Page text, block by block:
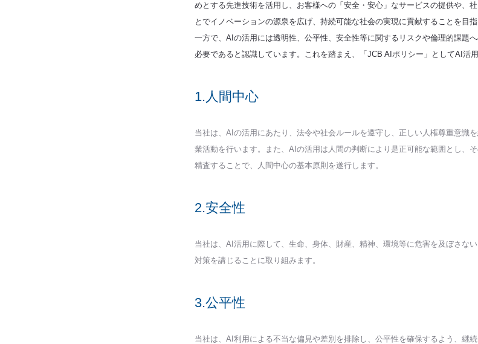
めとする先進技術を活用し、お客様への「安全・安心」なサービスの提供や、
とでイノベーションの源泉を広げ、持続可能な社会の実現に貢献することを目指
一方で、AIの活用には透明性、公平性、安全性等に関するリスクや倫理的課題
必要であると認識しています。これを踏まえ、「JCB AIポリシー」としてAI活
1.人間中心
当社は、AIの活用にあたり、法令や社会ルールを遵守し、正しい人権尊重意識
業活動を行います。また、AIの活用は人間の判断により是正可能な範囲とし、
精査することで、人間中心の基本原則を遂行します。
2.安全性
当社は、AI活用に際して、生命、身体、財産、精神、環境等に危害を及ぼさな
対策を講じることに取り組みます。
3.公平性
当社は、AI利用による不当な偏見や差別を排除し、公平性を確保するよう、継